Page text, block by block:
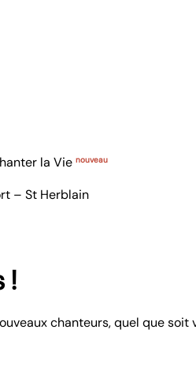
la Vie nouveau
– St Herblain
!
chanteurs, quel que soit